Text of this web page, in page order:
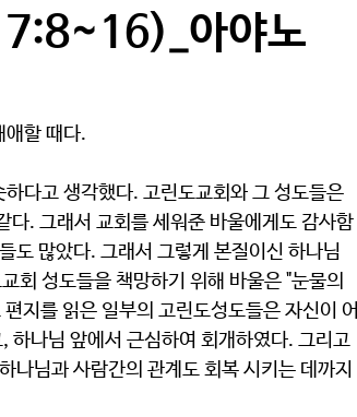
아야노
애할 때다.
다고 생각했다. 고린도교회와 그 성도들은
다. 그래서 교회를 세워준 바울에게도 감사함
도 많았다. 그래서 그렇게 본질이신 하나님
회 성도들을 책망하기 위해 바울은 "눈물의
지를 읽은 일부의 고린도성도들은 자신이 어
하나님 앞에서 근심하여 회개하였다. 그리고
나님과 사람간의 관계도 회복 시키는 데까지